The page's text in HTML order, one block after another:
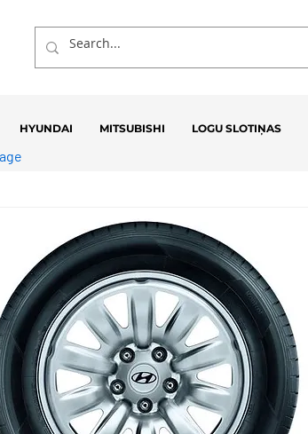
HYUNDAI MITSUBISHI LOGU SLOTIŅAS